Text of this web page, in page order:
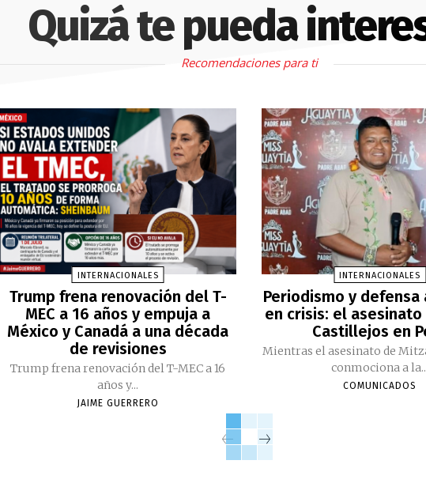
Quizá te pueda
Recomendaciones para ti
INTERNACIONALES
Trump frena renovación del T-
MEC a 16 años y empuja a
México y Canadá a una década
de revisiones
Trump frena renovación del T-MEC a 16
años y...
JAIME GUERRERO
INTERNACIONALES
Periodismo y
en crisis: el
Castillejos en
Mientras el asesinato de
conmociona a
COMUNICADOS